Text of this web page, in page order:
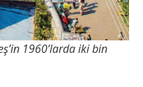
1960’larda iki bin